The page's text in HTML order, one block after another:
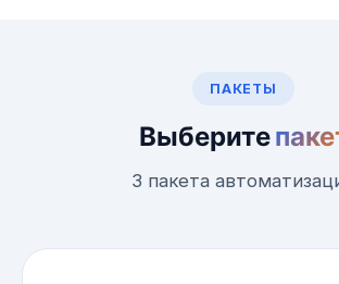
ПАКЕТЫ
Выберите
3 пакета